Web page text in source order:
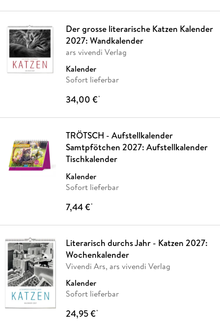
Der grosse literarische Katzen Kalender
2027: Wandkalender
ars vivendi Verlag
Kalender
Sofort lieferbar
34,00 €*
TRÖTSCH - Aufstellkalender
Samtpfötchen 2027: Aufstellkalender
Tischkalender
Kalender
Sofort lieferbar
7,44 €*
Literarisch durchs Jahr - Katzen 2027:
Wochenkalender
Vivendi Ars, ars vivendi Verlag
Kalender
Sofort lieferbar
24,95 €*